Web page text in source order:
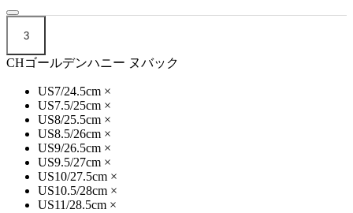
3
CHゴールデンハニー ヌバック
US7/24.5cm ×
US7.5/25cm ×
US8/25.5cm ×
US8.5/26cm ×
US9/26.5cm ×
US9.5/27cm ×
US10/27.5cm ×
US10.5/28cm ×
US11/28.5cm ×